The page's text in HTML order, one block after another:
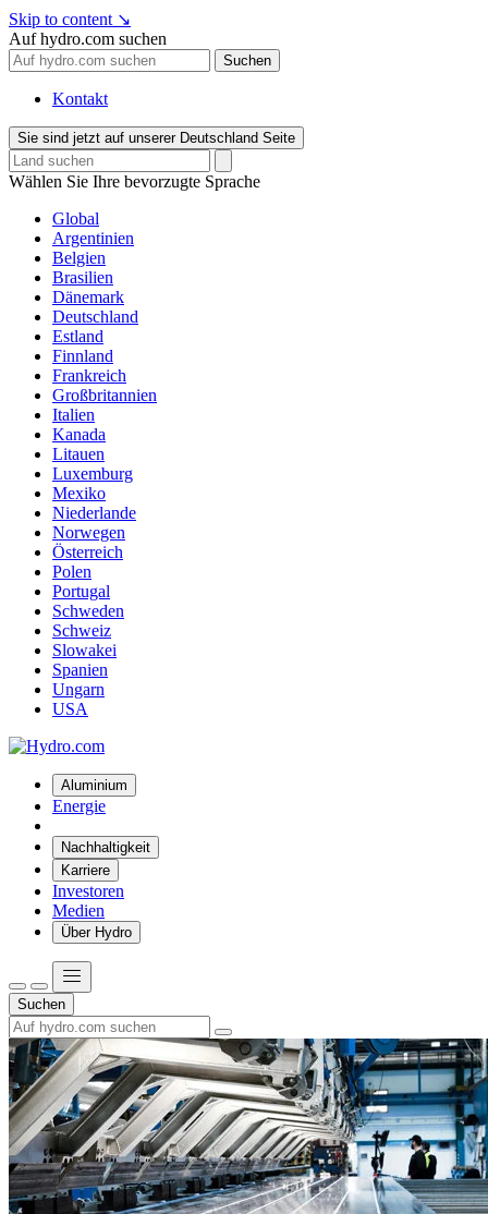
Skip to content ↘
Auf hydro.com suchen
Suchen
Kontakt
Sie sind jetzt auf unserer Deutschland Seite
Wählen Sie Ihre bevorzugte Sprache
Global
Argentinien
Belgien
Brasilien
Dänemark
Deutschland
Estland
Finnland
Frankreich
Großbritannien
Italien
Kanada
Litauen
Luxemburg
Mexiko
Niederlande
Norwegen
Österreich
Polen
Portugal
Schweden
Schweiz
Slowakei
Spanien
Ungarn
USA
Aluminium
Energie
Nachhaltigkeit
Karriere
Investoren
Medien
Über Hydro
Suchen